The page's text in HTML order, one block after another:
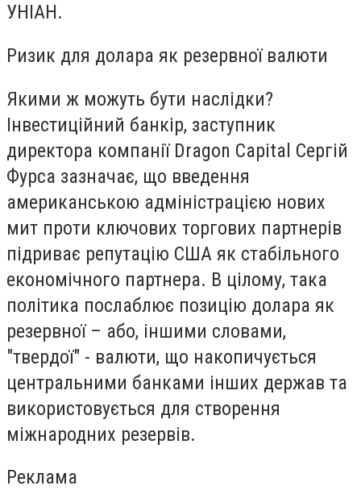
УНІАН.
Ризик для долара як резервної валюти
Якими ж можуть бути наслідки?
Інвестиційний банкір, заступник
директора компанії Dragon Capital Сергій
Фурса зазначає, що введення
американською адміністрацією нових
мит проти ключових торгових партнерів
підриває репутацію США як стабільного
економічного партнера. В цілому, така
політика послаблює позицію долара як
резервної – або, іншими словами,
"твердої" - валюти, що накопичується
центральними банками інших держав та
використовується для створення
міжнародних резервів.
Реклама